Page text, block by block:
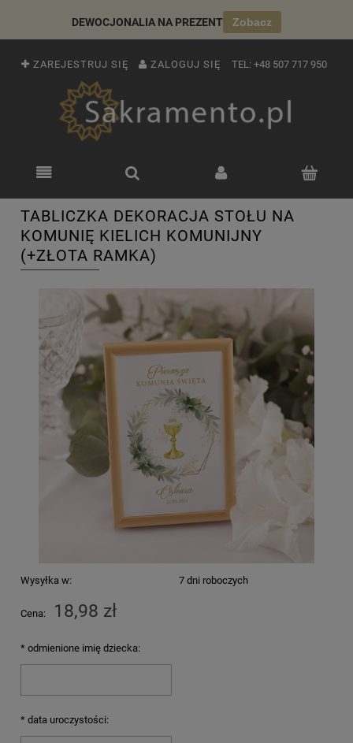
DEWOCJONALIA NA PREZENT Zobacz
ZAREJESTRUJ SIĘ ZALOGUJ SIĘ TEL: +48 507 717 950
TABLICZKA DEKORACJA STOŁU NA
KOMUNIĘ KIELICH KOMUNIJNY
(+ZŁOTA RAMKA)
Wysyłka w: 7 dni roboczych
Cena: 18,98 zł
* odmienione imię dziecka:
* data uroczystości: